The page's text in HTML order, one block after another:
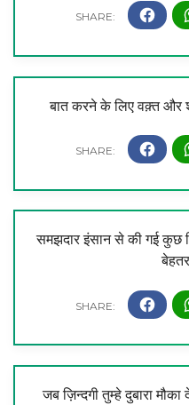
बात करने के लिए वक़्त और
समझदार इंसान से की गई कुछ
जब ज़िन्दगी तुम्हे दुबारा मौका